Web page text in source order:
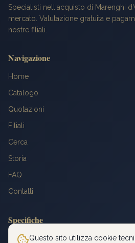
Specialisti nell'acquisto di Marenghi
mercato. Valutazione gratuita e
nostre filiali.
Navigazione
Home
Catalogo
Quotazioni
Filiali
Cerca
Storia
FAQ
Contatti
Specifiche
Peso: 6,4516 g
Questo sito utilizza cookie